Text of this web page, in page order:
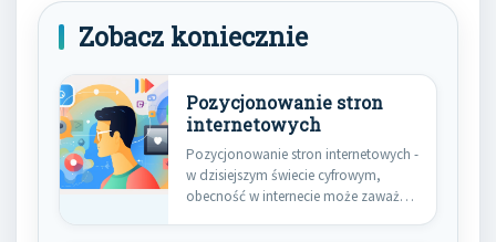
Zobacz koniecznie
Pozycjonowanie stron
internetowych
Pozycjonowanie stron internetowych -
w dzisiejszym świecie cyfrowym,
obecność w internecie może zaważyć